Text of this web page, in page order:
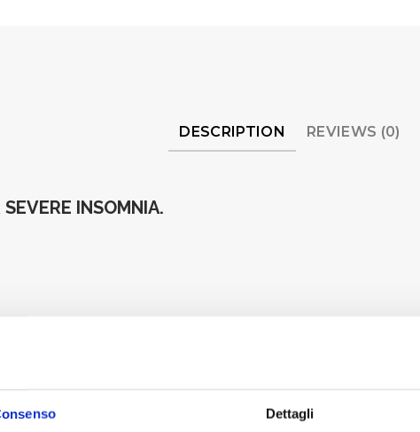
Dettagli
DESCRIPTION REVIEWS (0)
SEVERE INSOMNIA.
to maximise melatonin production?
YOU!
the frame, allowing the eye to breathe whilst blocking